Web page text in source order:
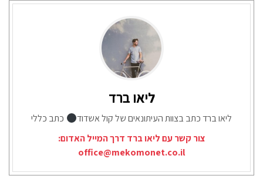
ליאו ברד
ליאו ברד כתב בצוות העיתונאים של קול אשדוד
כתב כללי
צור קשר עם ליאו ברד דרך המייל האדום:
office@mekomonet.co.il